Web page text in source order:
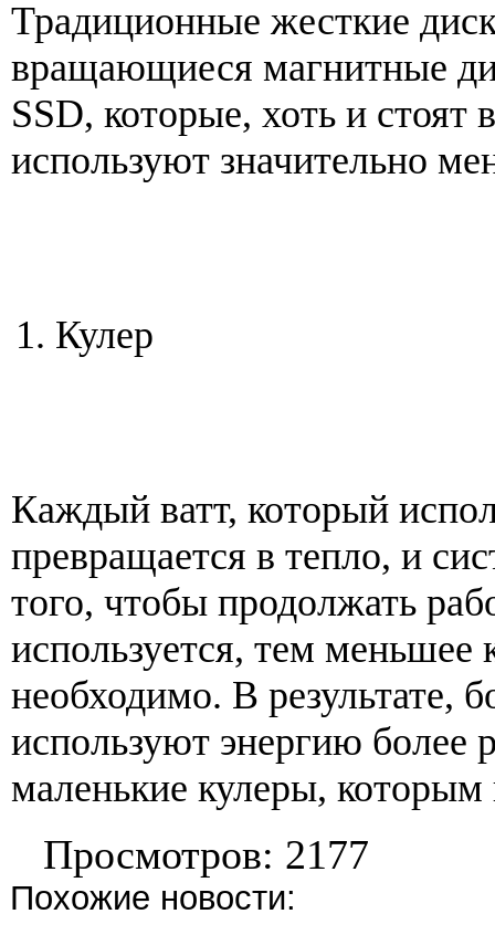
Традиционные жесткие
вращающиеся магнитные
SSD, которые, хоть и стоят
используют значительно
Кулер
Каждый ватт, который
превращается в тепло, и
того, чтобы продолжать
используется, тем меньшее
необходимо. В результате,
используют энергию более
маленькие кулеры, которым
Просмотров: 2177
Похожие новости: